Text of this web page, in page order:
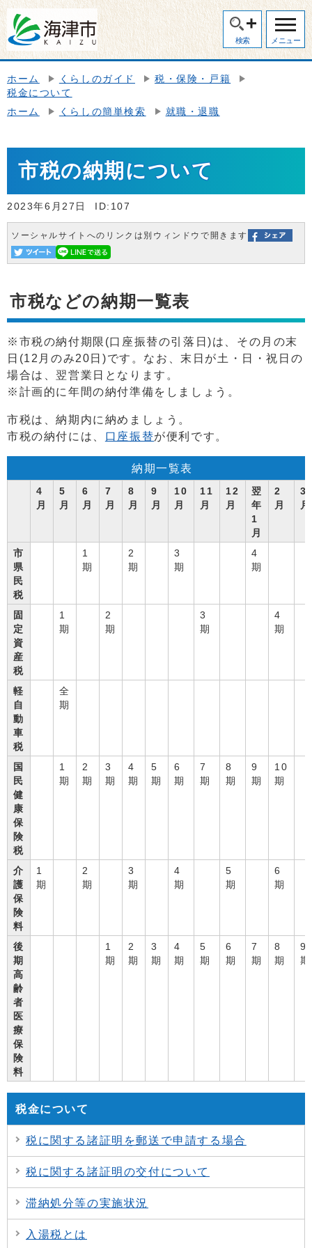
検索 メニュー
ホーム くらしのガイド
税・保険・戸籍
税金について
ホーム
くらしの簡単検索 就職・退職
市税の納期について
2023年6月27日 ID:107
ソーシャルサイトへのリンクは別ウィンドウで開きます
市税などの納期一覧表
※市税の納付期限(口座振替の引落日)は、その月の末
日(12月のみ20日)です。なお、末日が土・日・祝日の
場合は、翌営業日となります。
※計画的に年間の納付準備をしましょう。
市税は、納期内に納めましょう。
市税の納付には、 口座振替が便利です。
納期一覧表
4
月
5
月
6
月
7
月
8
月
9
月
10
月
11
月
12
月
翌
年
1
月
2
月
3
月
市
県
民
税
1
期
2
期
3
期
4
期
固
定
資
産
税
1
期
2
期
3
期
4
期
軽
自
動
車
税
全
期
国
民
健
康
保
険
税
1
期
2
期
3
期
4
期
5
期
6
期
7
期
8
期
9
期
10
期
介
護
保
険
料
1
期
2
期
3
期
4
期
5
期
6
期
後
期
高
齢
者
医
療
保
険
料
1
期
2
期
3
期
4
期
5
期
6
期
7
期
8
期
9
期
税金について
税に関する諸証明を郵送で申請する場合
税に関する諸証明の交付について
滞納処分等の実施状況
入湯税とは